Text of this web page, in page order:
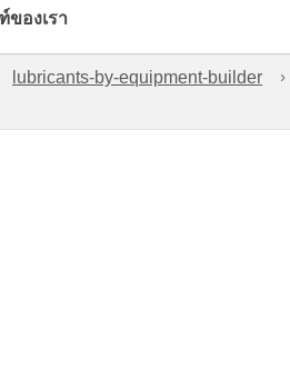
องเรา
lubricants-by-equipment-builder